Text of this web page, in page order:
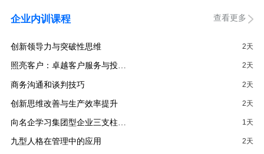
企业内训课程 查看更多
创新领导力与突破性思维 2天
照亮客户：卓越客户服务与投… 2天
商务沟通和谈判技巧 2天
创新思维改善与生产效率提升 2天
向名企学习集团型企业三支柱… 1天
九型人格在管理中的应用 2天